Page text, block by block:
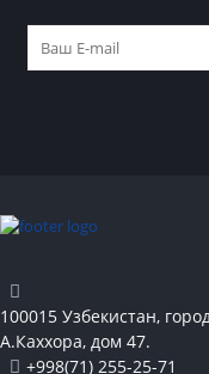
100015 Узбекистан,
А.Каххора, дом 47.
+998(71) 255-25-71